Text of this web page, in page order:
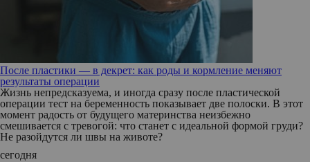
После пластики — в декрет: как роды и кормление меняют
результаты операции
Жизнь непредсказуема, и иногда сразу после пластической
операции тест на беременность показывает две полоски. В этот
момент радость от будущего материнства неизбежно
смешивается с тревогой: что станет с идеальной формой груди?
Не разойдутся ли швы на животе?
сегодня